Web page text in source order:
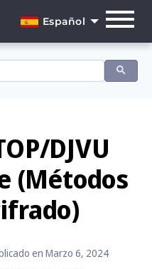
Español
English
Français
Italiano
Nederlands
Norsk
DJVU
(Métodos
en Marzo 6, 2024